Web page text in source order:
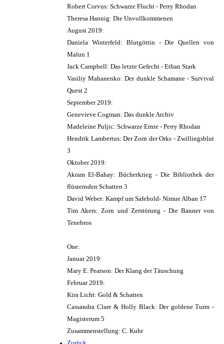
Robert Corvus: Schwarze Flucht - Perry Rhodan
Theresa Hannig: Die Unvollkommenen
August 2019:
Daniela Winterfeld: Blutgöttin - Die Quellen von
Malun 1
Jack Campbell: Das letzte Gefecht - Ethan Stark
Vasiliy Mahanenko: Der dunkle Schamane - Survival
Quest 2
September 2019:
Genevieve Cogman: Das dunkle Archiv
Madeleine Puljic: Schwarze Ernte - Perry Rhodan
Hendrik Lambertus: Der Zorn der Orks - Zwillingsblut
3
Oktober 2019:
Akram El-Bahay: Bücherkrieg - Die Bibliothek der
flüsternden Schatten 3
David Weber: Kampf um Safehold- Nimue Alban 17
Tim Akers: Zorn und Zerstörung - Die Banner von
Tenebros
One:
Januar 2019:
Mary E. Pearson: Der Klang der Täuschung
Februar 2019:
Kira Licht: Gold & Schatten
Cassandra Clare & Holly Black: Der goldene Turm -
Magisterum 5
Zusammenstellung: C. Kuhr